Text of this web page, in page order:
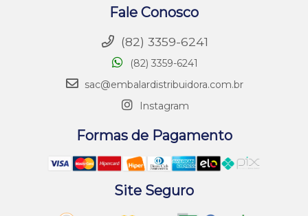
Fale Conosco
(82) 3359-6241
(82) 3359-6241
sac@embalardistribuidora.com.br
Instagram
Formas de Pagamento
Site Seguro